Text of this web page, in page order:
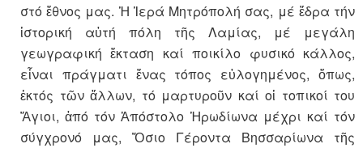
στό ἔθνος μας. Ἡ Ἱερά Μητρόπολή σας, μέ ἕδρα τήν
ἱστορική αὐτή πόλη τῆς Λαμίας, μέ μεγάλη
γεωγραφική ἔκταση καί ποικίλο φυσικό κάλλος,
εἶναι πράγματι ἕνας τόπος εὐλογημένος, ὅπως,
ἐκτός τῶν ἄλλων, τό μαρτυροῦν καί οἱ τοπικοί του
Ἅγιοι, ἀπό τόν Ἀπόστολο Ἡρωδίωνα μέχρι καί τόν
σύγχρονό μας, Ὅσιο Γέροντα Βησσαρίωνα τῆς